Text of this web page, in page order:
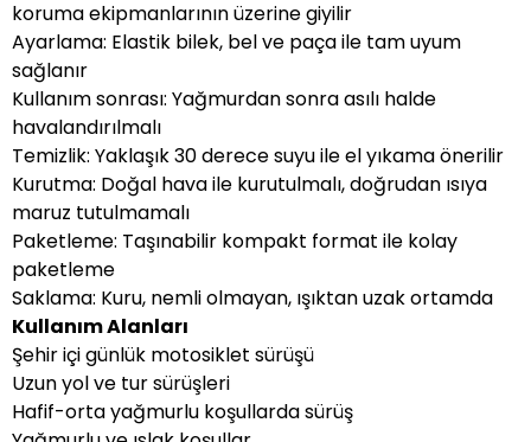
koruma ekipmanlarının üzerine giyilir
Ayarlama: Elastik bilek, bel ve paça ile tam uyum
sağlanır
Kullanım sonrası: Yağmurdan sonra asılı halde
havalandırılmalı
Temizlik: Yaklaşık 30 derece suyu ile el yıkama önerilir
Kurutma: Doğal hava ile kurutulmalı, doğrudan ısıya
maruz tutulmamalı
Paketleme: Taşınabilir kompakt format ile kolay
paketleme
Saklama: Kuru, nemli olmayan, ışıktan uzak ortamda
Kullanım Alanları
Şehir içi günlük motosiklet sürüşü
Uzun yol ve tur sürüşleri
Hafif-orta yağmurlu koşullarda sürüş